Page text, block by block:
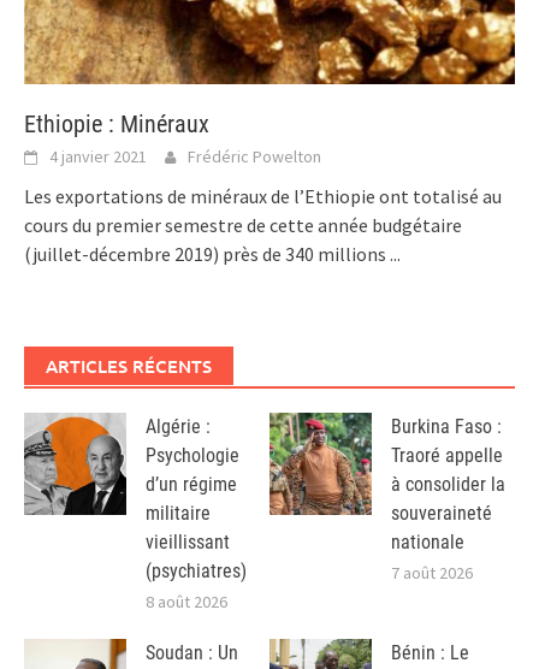
Ethiopie : Minéraux
4 janvier 2021 Frédéric Powelton
Les exportations de minéraux de l’Ethiopie ont totalisé au
cours du premier semestre de cette année budgétaire
(juillet-décembre 2019) près de 340 millions ...
ARTICLES RÉCENTS
Algérie :
Psychologie
d’un régime
militaire
vieillissant
(psychiatres)
8 août 2026
Burkina Faso :
Traoré appelle
à consolider la
souveraineté
nationale
7 août 2026
Soudan : Un
Bénin : Le